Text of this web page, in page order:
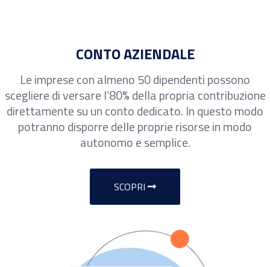
CONTO AZIENDALE
Le imprese con almeno 50 dipendenti possono
scegliere di versare l’80% della propria contribuzione
direttamente su un conto dedicato. In questo modo
potranno disporre delle proprie risorse in modo
autonomo e semplice.
SCOPRI